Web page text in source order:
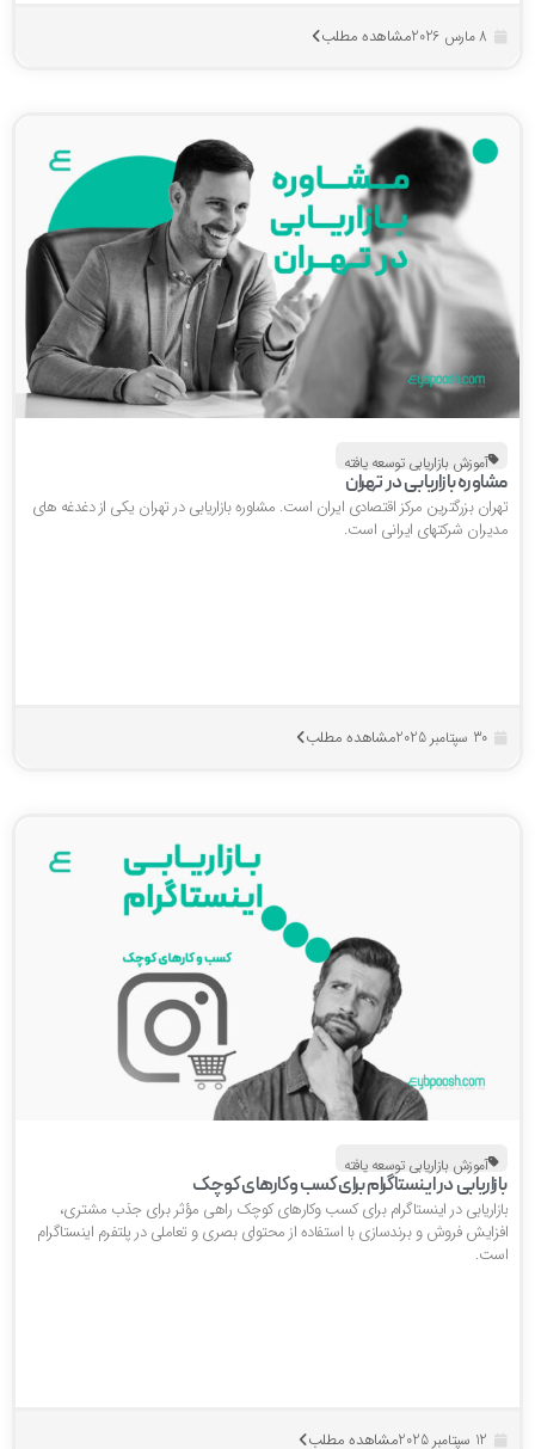
مشاهده مطلب
آموزش بازاریابی توسعه یافته
بازاریابی در تهران
بزرگترین مرکز اقتصادی ایران است. مشاوره بازاریابی در تهران یکی از دغدغه های
شرکتهای ایرانی است.
30 سپتامبر 2025 مشاهده مطلب
آموزش بازاریابی توسعه یافته
در اینستاگرام برای کسب وکارهای کوچک
در اینستاگرام برای کسب وکارهای کوچک راهی مؤثر برای جذب مشتری،
فروش و برندسازی با استفاده از محتوای بصری و تعاملی در پلتفرم اینستاگرام
مشاهده مطلب